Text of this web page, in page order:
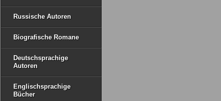
Russische Autoren
Biografische Romane
Deutschsprachige
Autoren
Englischsprachige
Bücher